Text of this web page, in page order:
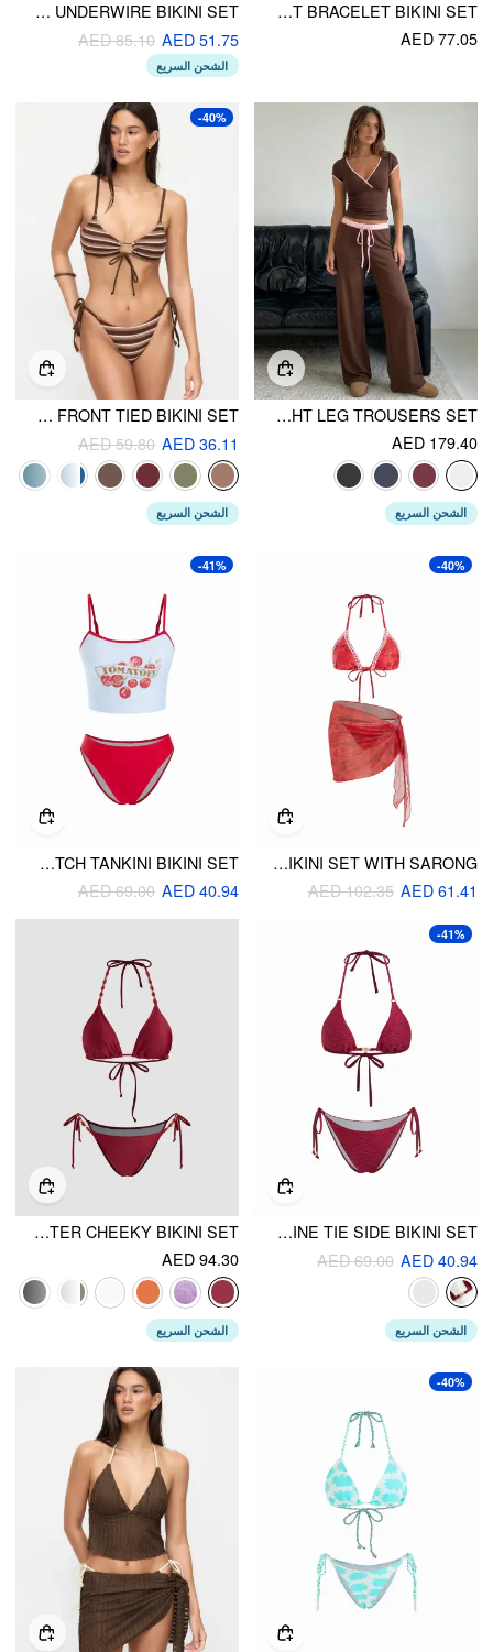
TEXTURED SCOOP NECKLINE STRIPED CUT OUT BRACELET BIKINI SET
AED 77.05
U-NECKLINE STRIPE BOWKNOT LETTUCE TRIM UNDERWIRE BIKINI SET
AED 51.75
AED 85.10
الشحن السريع
COTTON-BLEND V-NECK TWO TONE TOP & MID RISE DRAWSTRING STRAIGHT LEG TROUSERS SET
AED 179.40
الشحن السريع
-40%
SOLID O-RING FRONT TIED BIKINI SET
AED 36.11
AED 59.80
الشحن السريع
-40%
HALTER NECKLINE FLORAL GEOMETRIC LACE TRIM TRIANGLE BIKINI SET WITH SARONG
AED 61.41
AED 102.35
-41%
TOMATO GRAPHIC SCOOP NECK CONTRAST BINDING HIGH STRETCH TANKINI BIKINI SET
AED 40.94
AED 69.00
-41%
TEXTURE HALTER NECKLINE TIE SIDE BIKINI SET
AED 40.94
AED 69.00
الشحن السريع
V-NECK BEADED HALTER CHEEKY BIKINI SET
AED 94.30
الشحن السريع
-40%